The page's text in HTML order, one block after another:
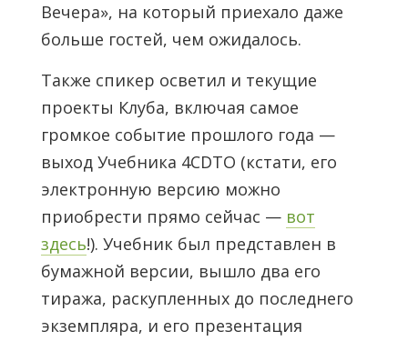
Вечера», на который приехало даже
больше гостей, чем ожидалось.
Также спикер осветил и текущие
проекты Клуба, включая самое
громкое событие прошлого года —
выход Учебника 4CDTO (кстати, его
электронную версию можно
приобрести прямо сейчас — вот
здесь!). Учебник был представлен в
бумажной версии, вышло два его
тиража, раскупленных до последнего
экземпляра, и его презентация